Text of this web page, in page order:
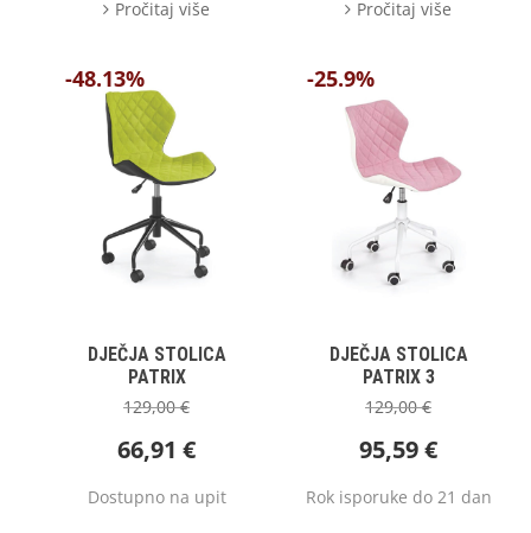
Pročitaj više Pročitaj više
-48.13%
DJEČJA STOLICA
PATRIX
129,00€
66,91 €
Dostupno na upit
-25.9%
DJEČJA STOLICA
PATRIX 3
129,00€
95,59€
Rok isporuke do 21 dan